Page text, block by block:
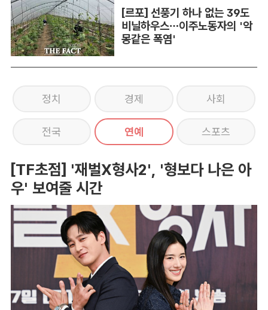
[르포] 선풍기 하나 없는 39도
비닐하우스…이주노동자의 '악
몽같은 폭염'
정치 경제 사회
전국 연예 스포츠
[TF초점] '재벌X형사2', '형보다 나은 아
우' 보여줄 시간